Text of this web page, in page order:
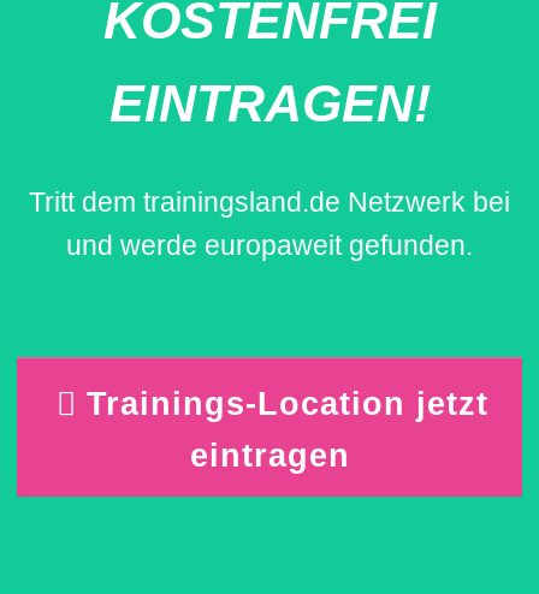
KOSTENFREI
EINTRAGEN!
Tritt dem trainingsland.de Netzwerk bei
und werde europaweit gefunden.
Trainings-Location jetzt
eintragen